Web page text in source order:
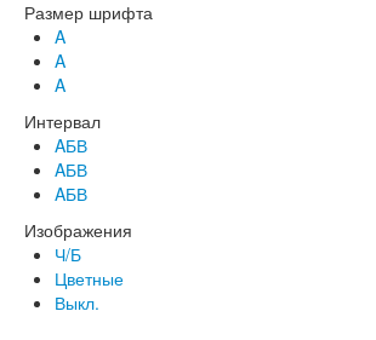
Размер шрифта
A
A
A
Интервал
AБВ
AБВ
AБВ
Изображения
Ч/Б
Цветные
Выкл.